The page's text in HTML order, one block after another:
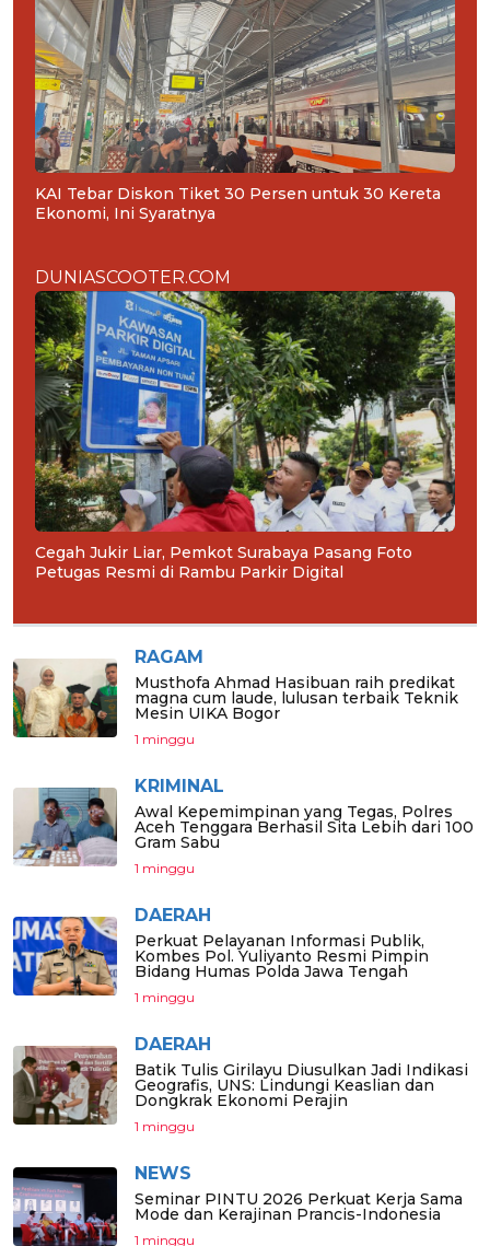
KAI Tebar Diskon Tiket 30 Persen untuk 30 Kereta
Ekonomi, Ini Syaratnya
DUNIASCOOTER.COM
Cegah Jukir Liar, Pemkot Surabaya Pasang Foto
Petugas Resmi di Rambu Parkir Digital
RAGAM
Musthofa Ahmad Hasibuan raih predikat
magna cum laude, lulusan terbaik Teknik
Mesin UIKA Bogor
1 minggu
KRIMINAL
Awal Kepemimpinan yang Tegas, Polres
Aceh Tenggara Berhasil Sita Lebih dari 100
Gram Sabu
1 minggu
DAERAH
Perkuat Pelayanan Informasi Publik,
Kombes Pol. Yuliyanto Resmi Pimpin
Bidang Humas Polda Jawa Tengah
1 minggu
DAERAH
Batik Tulis Girilayu Diusulkan Jadi Indikasi
Geografis, UNS: Lindungi Keaslian dan
Dongkrak Ekonomi Perajin
1 minggu
NEWS
Seminar PINTU 2026 Perkuat Kerja Sama
Mode dan Kerajinan Prancis-Indonesia
1 minggu